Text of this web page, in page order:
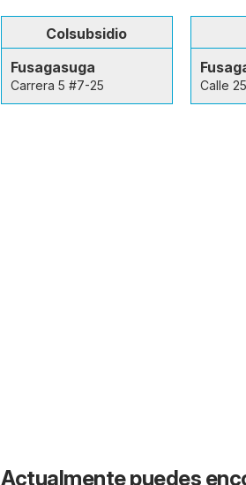
Colsubsidio
Fusagasuga
Carrera 5 #7-25 Calle
Actualmente puedes